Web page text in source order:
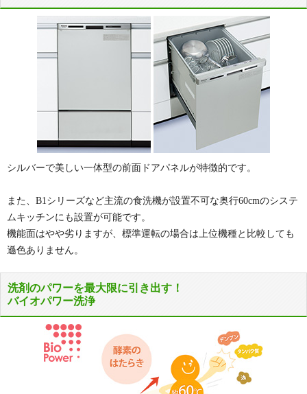
シルバーで美しい一体型の前面ドアパネルが特徴的です。
また、B1シリーズなど主流の食洗機が設置不可な奥行60cmのシステ
ムキッチンにも設置が可能です。
機能面はやや劣りますが、標準運転の場合は上位機種と比較しても
遜色ありません。
洗剤のパワーを最大限に引き出す！
バイオパワー洗浄